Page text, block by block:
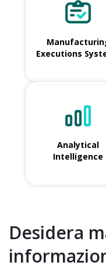
Executions
Analytical
Intelligence
Desidera